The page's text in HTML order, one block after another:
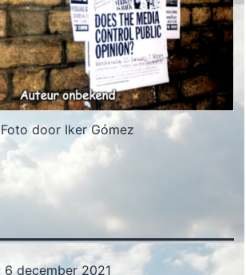
Foto door Iker Gómez
6 december 2021